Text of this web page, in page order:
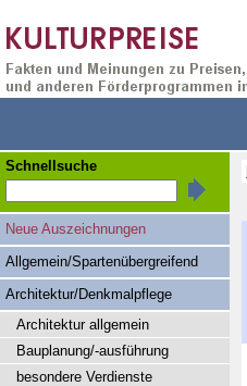
Schnellsuche
Neue Auszeichnungen
Allgemein/Spartenübergreifend
Architektur/Denkmalpflege
Architektur allgemein
Bauplanung/-ausführung
besondere Verdienste